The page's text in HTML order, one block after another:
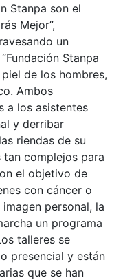
Stanpa son el
Mejor”,
un
Stanpa
de los hombres,
Ambos
a los asistentes
y derribar
riendas de su
complejos para
el objetivo de
con cáncer o
personal, la
un programa
talleres se
presencial y están
que se han